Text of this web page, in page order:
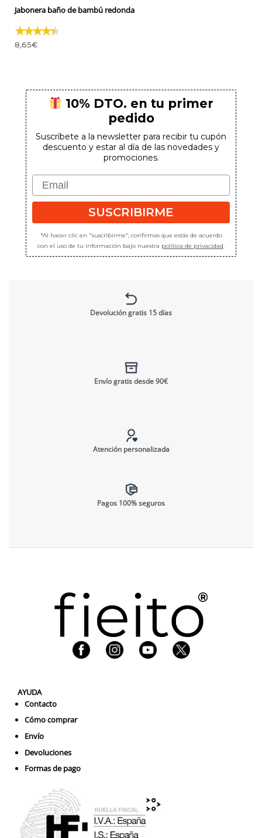
Jabonera baño de bambú redonda
8,65€
10% DTO. en tu primer
pedido
Suscríbete a la newsletter para recibir tu cupón
descuento y estar al día de las novedades y
promociones.
Email
SUSCRIBIRME
*Al hacer clic en "suscribirme", confirmas que estás de acuerdo
con el uso de tu información bajo nuestra política de privacidad.
Devolución gratis 15 días
Envío gratis desde 90€
Atención personalizada
Pagos 100% seguros
AYUDA
Contacto
Cómo comprar
Envío
Devoluciones
Formas de pago